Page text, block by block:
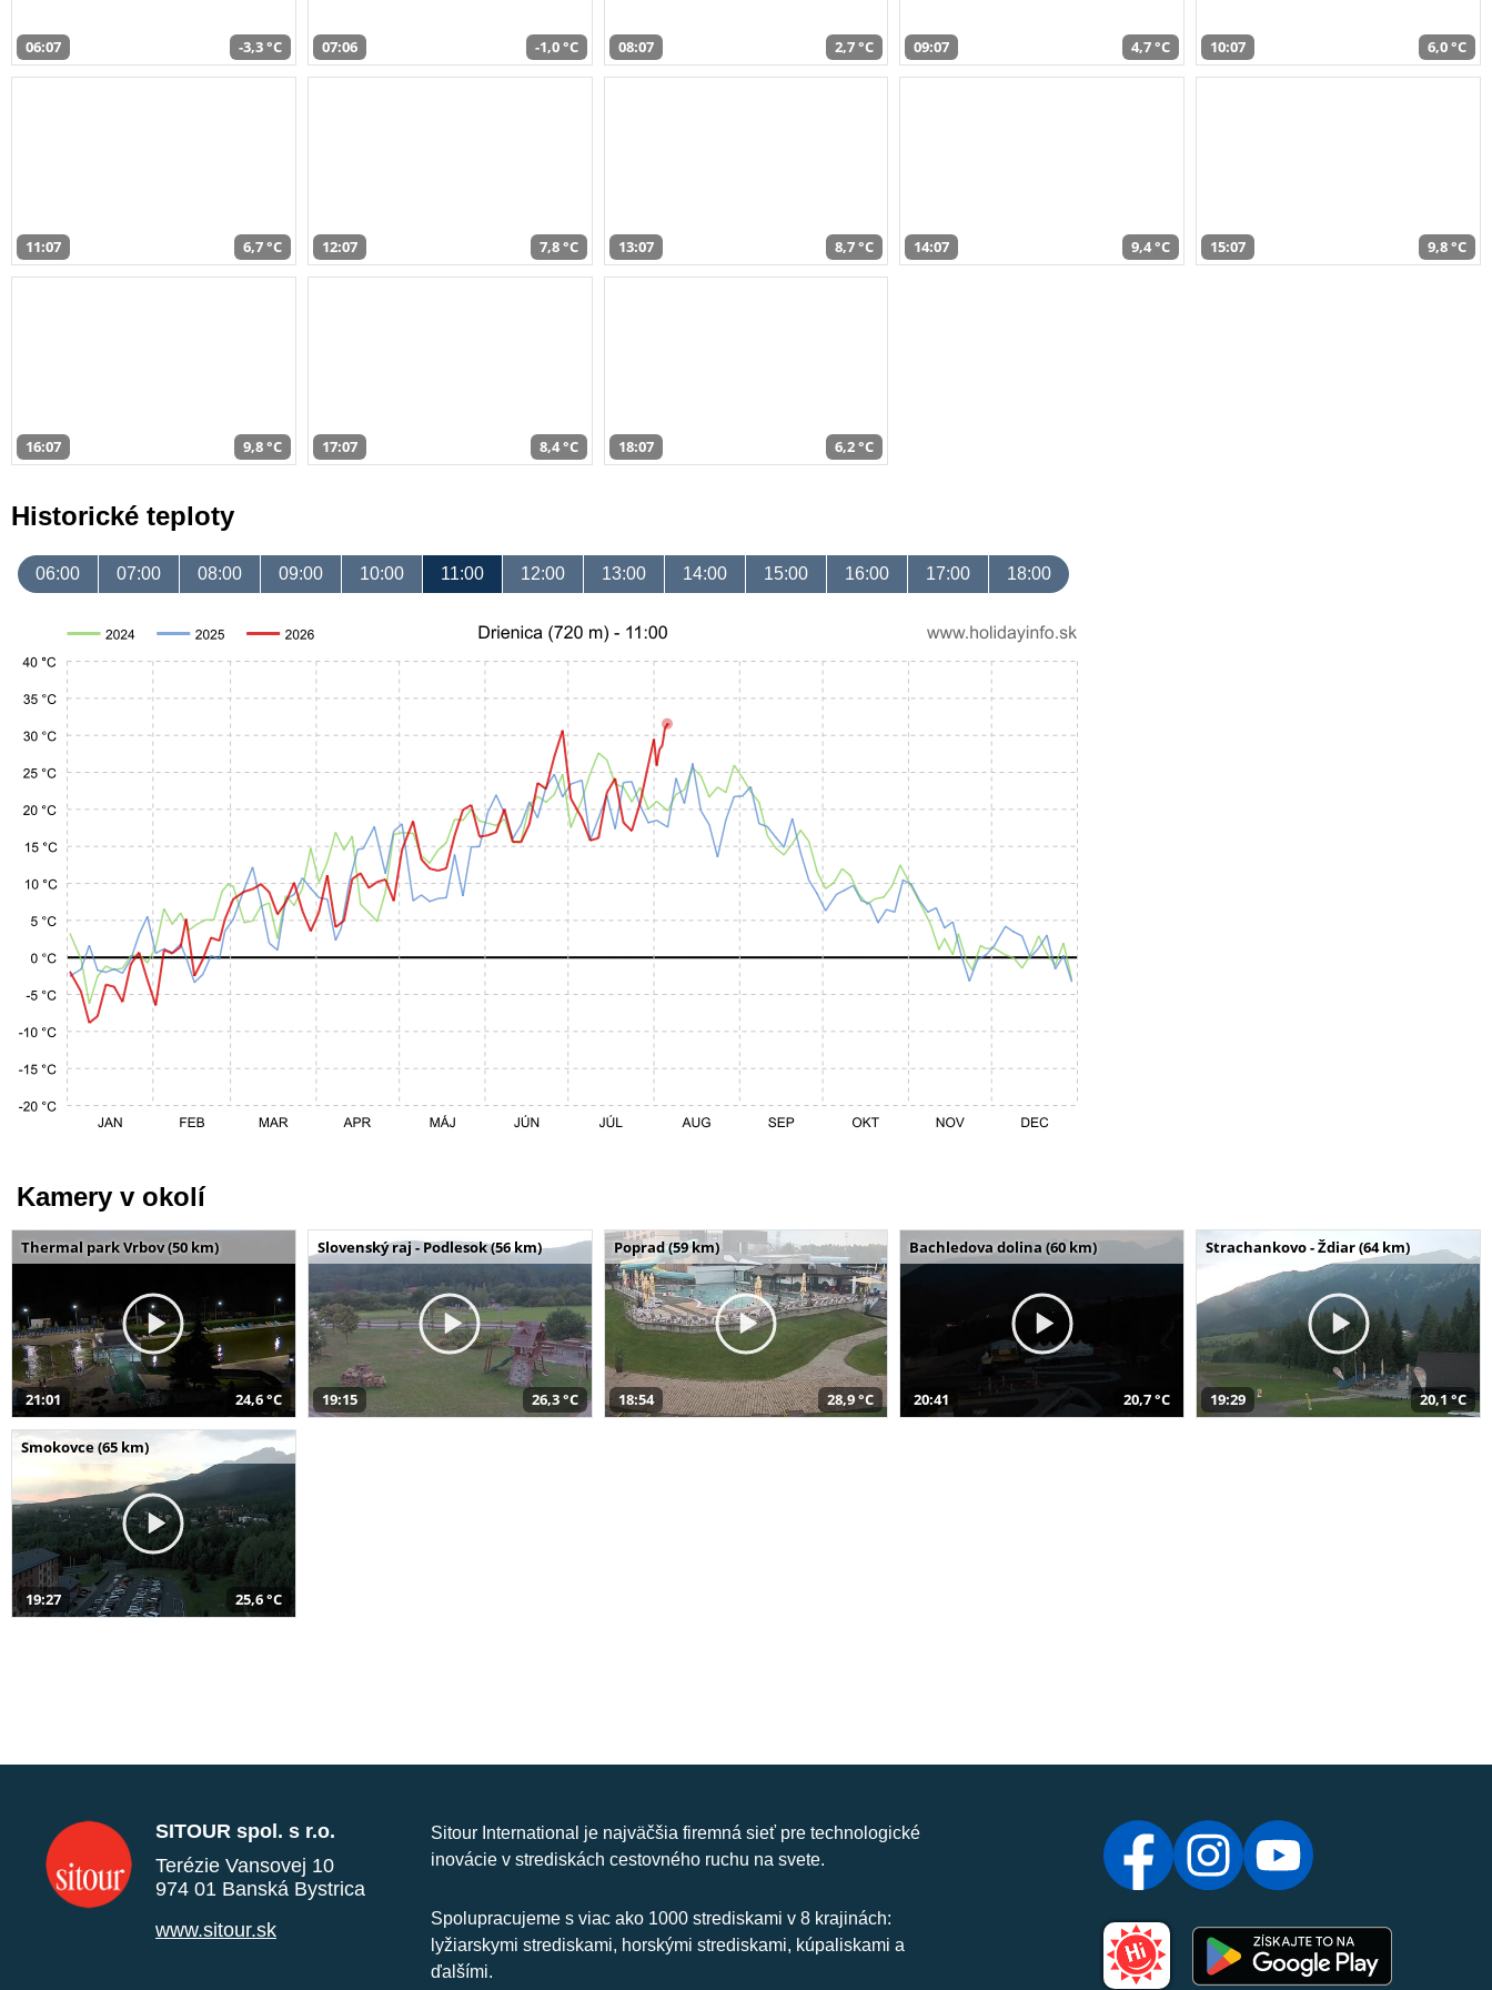
06:07 -3,3 °C 07:06 -1,0 °C 08:07 2,7 °C 09:07 4,7 °C 10:07 6,0 °C
11:07 6,7 °C 12:07 7,8 °C 13:07 8,7 °C 14:07 9,4 °C 15:07 9,8 °C
16:07 9,8 °C 17:07 8,4 °C 18:07 6,2 °C
Historické teploty
06:00 07:00 08:00 09:00 10:00 11:00 12:00 13:00 14:00 15:00 16:00 17:00 18:00
Kamery v okolí
Thermal park Vrbov (50 km)
21:01 24,6 °C
Slovenský raj - Podlesok (56 km)
19:15 26,3 °C
Poprad (59 km)
18:54 28,9 °C
Bachledova dolina (60 km)
20:41 20,7 °C
Strachankovo - Ždiar (64 km)
19:29 20,1 °C
Smokovce (65 km)
19:27 25,6 °C
SITOUR spol. s r.o.
Terézie Vansovej 10
974 01 Banská Bystrica
www.sitour.sk
Sitour International je najväčšia firemná sieť pre technologické
inovácie v strediskách cestovného ruchu na svete.
Spolupracujeme s viac ako 1000 strediskami v 8 krajinách:
lyžiarskymi strediskami, horskými strediskami, kúpaliskami a
ďalšími.